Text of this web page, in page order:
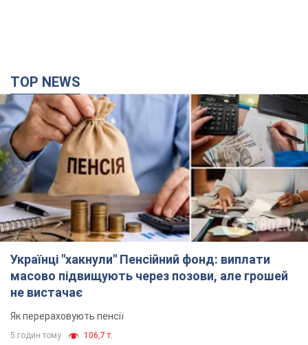
Українці "хакнули" Пенсійний фонд: виплати
масово підвищують через позови, але грошей
не вистачає
Як перераховують пенсії
5 годин тому 106,7 т.
ВАКС обрав запобіжний захід експосолці
України у США Стефанішиній: що відомо про
справу
Суд не повністю задовольнив клопотання прокуратури
2 години тому 4,3 т.